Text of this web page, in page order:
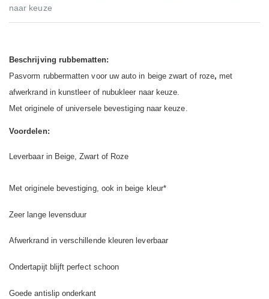
naar keuze
Beschrijving rubbematten:
Pasvorm rubbermatten voor uw auto in beige zwart of roze, met
afwerkrand in kunstleer of nubukleer naar keuze.
Met originele of universele bevestiging naar keuze.
Voordelen:
Leverbaar in Beige, Zwart of Roze
Met originele bevestiging, ook in beige kleur*
Zeer lange levensduur
Afwerkrand in verschillende kleuren leverbaar
Ondertapijt blijft perfect schoon
Goede antislip onderkant